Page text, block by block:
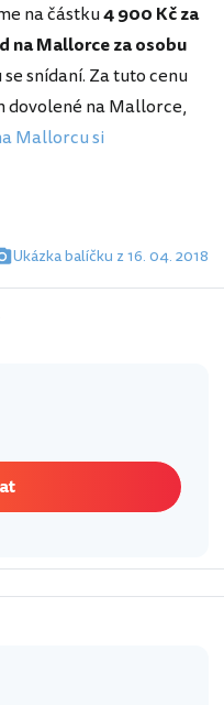
na částku4 900 Kč za
na Mallorce za osobu
snídaní. Za tuto cenu
dovolené na Mallorce,
Mallorcu si
Ukázka balíčku z 16. 04. 2018